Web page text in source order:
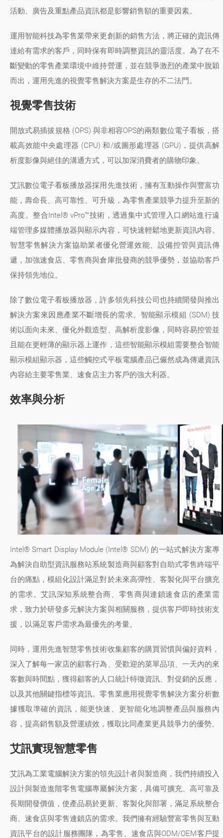
活動、廣告及重點產品資訊都是影響銷售額的重要因素。
運用智能科技為零售業帶來更創新的銷售方法，將正確的資訊傳
達給有需求的客戶，同時保有即時調整資訊的靈活度。為了在不
斷變動的零售產業環境中維持營運，並在競爭激烈的產業中脫穎
而出，運用先進的視覺零售解決方案是生存的不二法門。
視覺零售技術
開放式易插拔規格 (OPS) 與非相容OPS的兩類數位電子看板，搭
載高效能中央處理器 (CPU) 和/或圖形處理器 (GPU)，提供高解
析度影像與絕佳的溝通方式，可以加深消費者的購物印象。
艾訊數位電子看板播放器採用先進技術，擁有互動操作與豐富功
能，壽命長、高可靠性、可升級，為零售產業競爭力提升至新的
高度。整合Intel® vPro™技術，透過集中式管理入口網站進行遠
端管理多媒體播放器與顯示內容，可快速輕鬆地更新資訊內容。
智慧零售解決方案協助業者優化營運效能、設備控管與資訊傳
遞，加強速食店、零售商與倉庫批發商的競爭優勢，並協助客戶
保持領先地位。
除了數位電子看板播放器，許多領先科技公司也持續開發與推出
解決方案來因應產業不斷增長的需求。智能顯示模組 (SDM) 技
術以面向未來、優化外觀造型、高解析度影像，同時容易控管並
且能在更輕薄的顯示器上運作，這些智能顯示模組需要整合智能
顯示模組顯示器，這些觸控式平板電腦產品已儼然成為傳遞資訊
內容給主要零售業、速食店主力客戶的強大利器。
效率與分析
Intel® Smart Display Module (Intel® SDM) 的一站式解決方案專
為解決自助型資訊服務站系統製造商與顧客對自助式零售終端平
台的痛點，模組化設計滿足對於未來高彈性、客製化與平台擴充
的需求。艾訊深知系統整合商、零售商與連鎖速食店的產業需
求，致力於研發多元解決方案與相關服務，提供客戶即時技術支
援，以滿足客戶需求為最優先的考量。
同時，運用先進智慧零售技術收集顧客的購買習慣與偏好資料，
深入了解每一家店的顧客行為、受歡迎的菜單品項、一天內的來
客數與時間點，獲得顧客的人口統計特徵資訊、對促銷的反應，
以及其他關鍵指標等資訊。零售業應用視覺零售解決方案分析數
據獲取準確的資訊，能更快速、更智能化地調整產品與服務內
容，提高銷售額及營運績效，獲取比同產業更具競爭力的優勢。
艾訊實現智慧零售
艾訊為工業電腦解決方案的領先設計者與製造商，我們持續投入
設計與製造進階零售電腦專屬解決方案，具備可擴充、高可靠及
長期開發價值，使產品易於更新、客製化與部署，滿足系統整合
商、速食店與零售連鎖店的需求。我們擁有經驗豐富零售與互動
資訊平台的設計服務團隊，為零售、速食店與ODM/OEM客戶提